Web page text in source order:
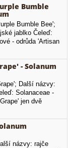
Bumble
Bumble Bee';
jablko Čeleď:
- odrůda 'Artisan
rajče s tmavě
- Solanum
Další názvy:
Solanaceae -
jen dvě
plodů a ranné.
názvy: rajče